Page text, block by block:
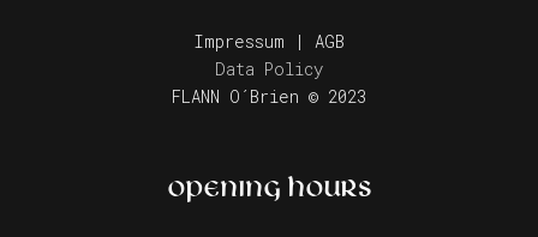
Impressum | AGB
Data Policy
FLANN O´Brien © 2023
OPENING HOURS